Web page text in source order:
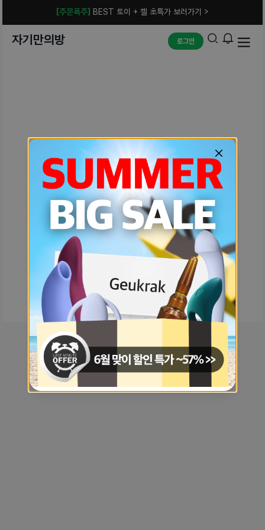
[주문폭주] BEST 토이 + 젤 초특가 보러가기 >
자기만의방 로그인
예상치 못한 에러입니다.